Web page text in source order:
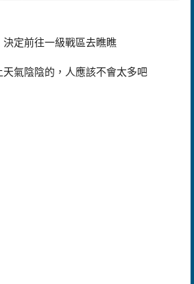
定前往一級戰區去瞧瞧
氣陰陰的，人應該不會太多吧